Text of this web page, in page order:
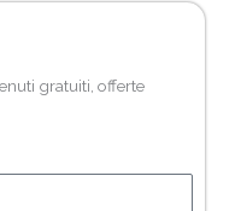
gratuiti, offerte